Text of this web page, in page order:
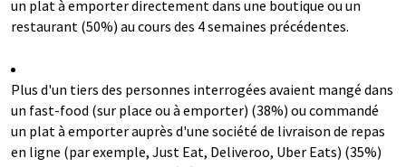
un plat à emporter directement dans une boutique ou un
restaurant (50%) au cours des 4 semaines précédentes.
Plus d'un tiers des personnes interrogées avaient mangé dans
un fast-food (sur place ou à emporter) (38%) ou commandé
un plat à emporter auprès d'une société de livraison de repas
en ligne (par exemple, Just Eat, Deliveroo, Uber Eats) (35%)